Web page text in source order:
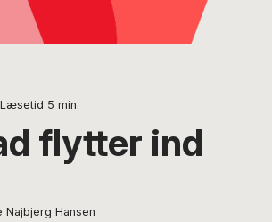
Læsetid 5 min.
flytter ind
Hansen